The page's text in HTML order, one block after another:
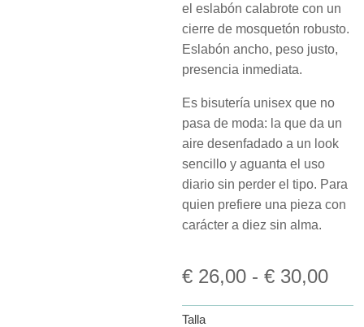
el eslabón calabrote con un
cierre de mosquetón robusto.
Eslabón ancho, peso justo,
presencia inmediata.
Es bisutería unisex que no
pasa de moda: la que da un
aire desenfadado a un look
sencillo y aguanta el uso
diario sin perder el tipo. Para
quien prefiere una pieza con
carácter a diez sin alma.
€ 26,00 - € 30,00
Talla